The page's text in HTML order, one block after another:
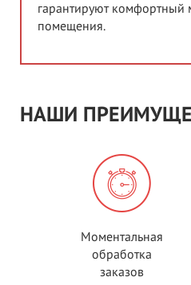
гарантируют комфортный
помещения.
НАШИ
Моментальная
обработка
заказов